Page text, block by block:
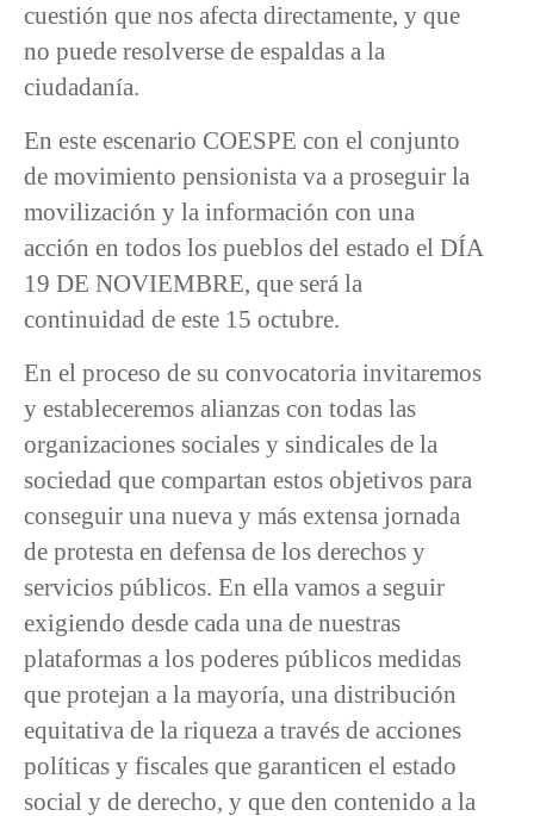
cuestión que nos afecta directamente, y que
no puede resolverse de espaldas a la
ciudadanía.
En este escenario COESPE con el conjunto
de movimiento pensionista va a proseguir la
movilización y la información con una
acción en todos los pueblos del estado el DÍA
19 DE NOVIEMBRE, que será la
continuidad de este 15 octubre.
En el proceso de su convocatoria invitaremos
y estableceremos alianzas con todas las
organizaciones sociales y sindicales de la
sociedad que compartan estos objetivos para
conseguir una nueva y más extensa jornada
de protesta en defensa de los derechos y
servicios públicos. En ella vamos a seguir
exigiendo desde cada una de nuestras
plataformas a los poderes públicos medidas
que protejan a la mayoría, una distribución
equitativa de la riqueza a través de acciones
políticas y fiscales que garanticen el estado
social y de derecho, y que den contenido a la